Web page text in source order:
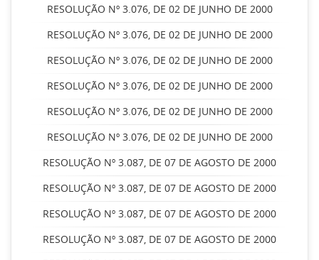
RESOLUÇÃO Nº 3.076, DE 02 DE JUNHO DE 2000
RESOLUÇÃO Nº 3.076, DE 02 DE JUNHO DE 2000
RESOLUÇÃO Nº 3.076, DE 02 DE JUNHO DE 2000
RESOLUÇÃO Nº 3.076, DE 02 DE JUNHO DE 2000
RESOLUÇÃO Nº 3.076, DE 02 DE JUNHO DE 2000
RESOLUÇÃO Nº 3.076, DE 02 DE JUNHO DE 2000
RESOLUÇÃO Nº 3.087, DE 07 DE AGOSTO DE 2000
RESOLUÇÃO Nº 3.087, DE 07 DE AGOSTO DE 2000
RESOLUÇÃO Nº 3.087, DE 07 DE AGOSTO DE 2000
RESOLUÇÃO Nº 3.087, DE 07 DE AGOSTO DE 2000